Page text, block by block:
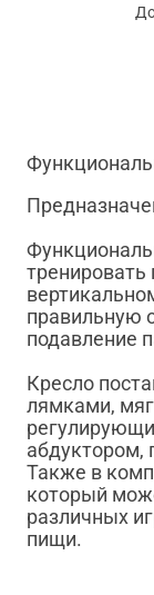
правильную
подавление
Кресло
лямками,
абдуктором,
Также в
который
различных
пищи.